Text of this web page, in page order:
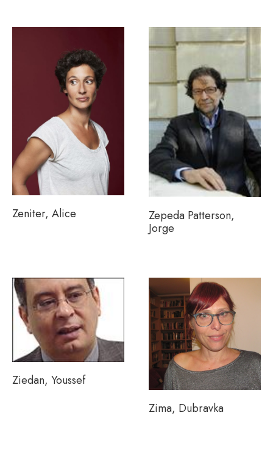
Zeniter, Alice
Zepeda Patterson,
Jorge
Ziedan, Youssef
Zima, Dubravka